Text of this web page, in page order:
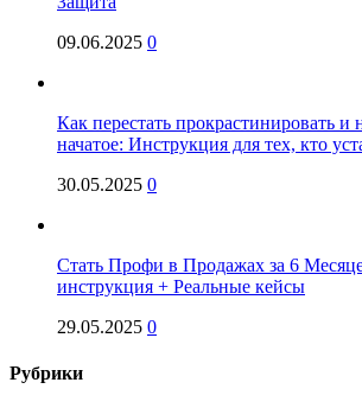
09.06.2025 0
Как перестать прокрастинировать и
начатое: Инструкция для тех, кто
30.05.2025 0
Стать Профи в Продажах за 6
инструкция + Реальные кейсы
29.05.2025 0
Рубрики